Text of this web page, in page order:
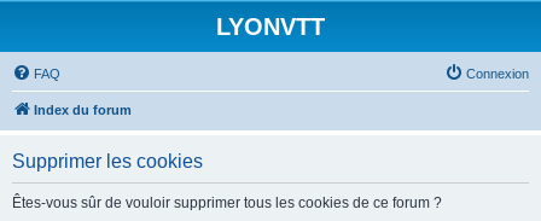
LYONVTT
FAQ Connexion
Index du forum
Supprimer les cookies
Êtes-vous sûr de vouloir supprimer tous les cookies de ce forum ?